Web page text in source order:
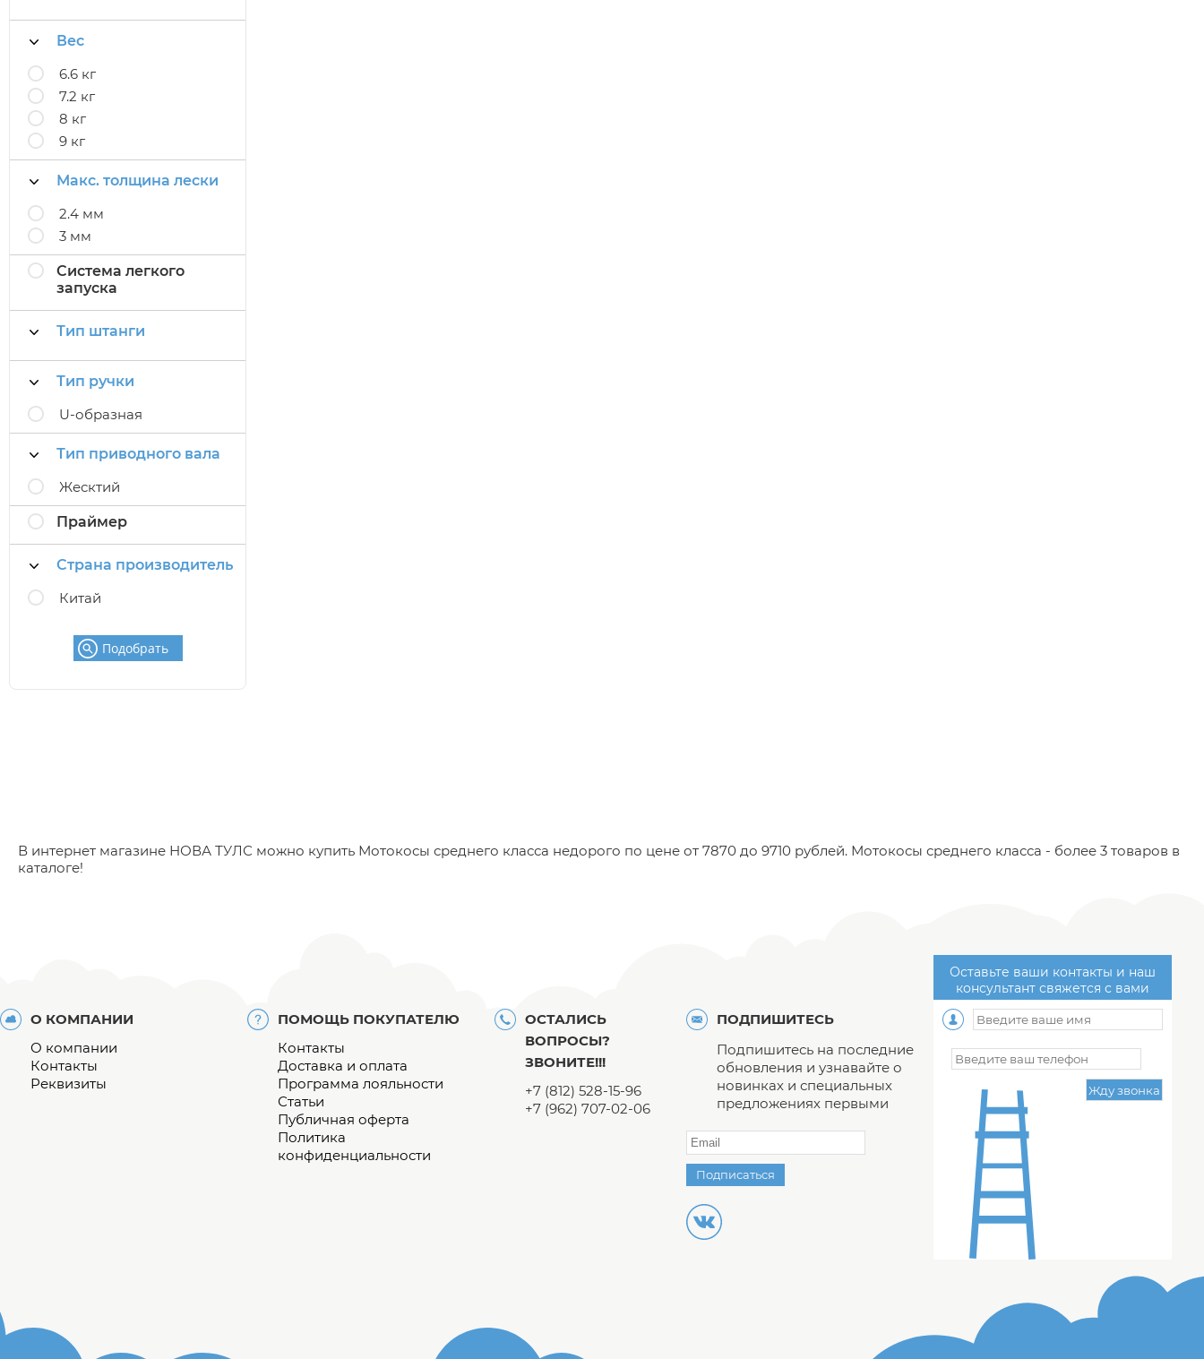
Вес
6.6 кг
7.2 кг
8 кг
9 кг
Макс. толщина лески
2.4 мм
3 мм
Система легкого
запуска
Тип штанги
Тип ручки
U-образная
Тип приводного вала
Жесктий
Праймер
Страна производитель
Китай
Подобрать
В интернет магазине НОВА ТУЛС можно купить Мотокосы среднего класса недорого по цене от 7870 до 9710 рублей. Мотокосы среднего класса - более 3 товаров в
каталоге!
О КОМПАНИИ
О компании
Контакты
Реквизиты
ПОМОЩЬ ПОКУПАТЕЛЮ
Контакты
Доставка и оплата
Программа лояльности
Статьи
Публичная оферта
Политика
конфиденциальности
ОСТАЛИСЬ
ВОПРОСЫ?
ЗВОНИТЕ!!!
+7 (812) 528-15-96
+7 (962) 707-02-06
ПОДПИШИТЕСЬ
Подпишитесь на последние
обновления и узнавайте о
новинках и специальных
предложениях первыми
Подписаться
Оставьте ваши контакты и наш
консультант свяжется с вами